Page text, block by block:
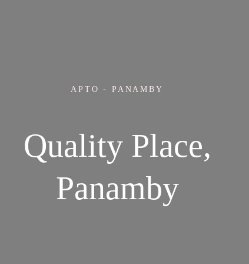
APTO - PANAMBY
Quality Place,
Panamby